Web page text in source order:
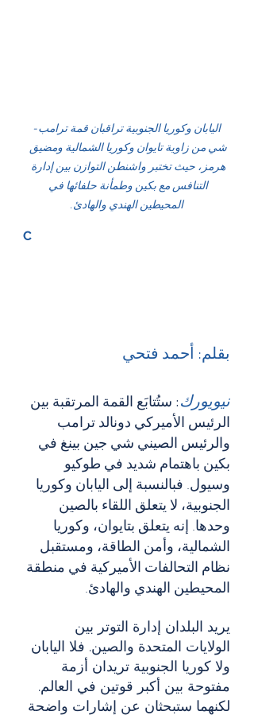
اليابان وكوريا الجنوبية تراقبان قمة ترامب-
شي من زاوية تايوان وكوريا الشمالية ومضيق
هرمز، حيث تختبر واشنطن التوازن بين إدارة
التنافس مع بكين وطمأنة حلفائها في
المحيطين الهندي والهادئ.
C
بقلم: أحمد فتحي
نيويورك: ستُتابَع القمة المرتقبة بين
الرئيس الأميركي دونالد ترامب
والرئيس الصيني شي جين بينغ في
بكين باهتمام شديد في طوكيو
وسيول. فبالنسبة إلى اليابان وكوريا
الجنوبية، لا يتعلق اللقاء بالصين
وحدها. إنه يتعلق بتايوان، وكوريا
الشمالية، وأمن الطاقة، ومستقبل
نظام التحالفات الأميركية في منطقة
المحيطين الهندي والهادئ.
يريد البلدان إدارة التوتر بين
الولايات المتحدة والصين. فلا اليابان
ولا كوريا الجنوبية تريدان أزمة
مفتوحة بين أكبر قوتين في العالم.
لكنهما ستبحثان عن إشارات واضحة